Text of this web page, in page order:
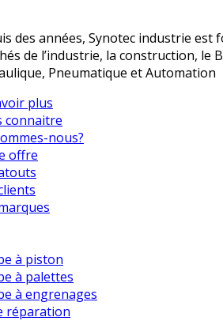
des années, Synotec industrie
de l’industrie, la construction, le
Pneumatique et Automation
plus
connaitre
nous?
offre
à piston
à palettes
à engrenages
réparation